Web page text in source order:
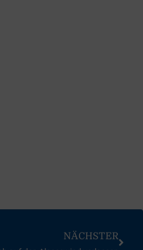
NÄCHSTER